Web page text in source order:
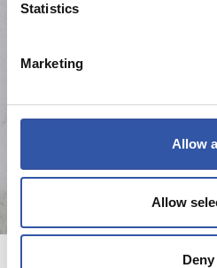
Statistics
Marketing
Allow
Allow
Deny